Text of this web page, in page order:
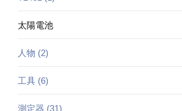
太陽電池
人物 (2)
工具 (6)
測定器 (31)